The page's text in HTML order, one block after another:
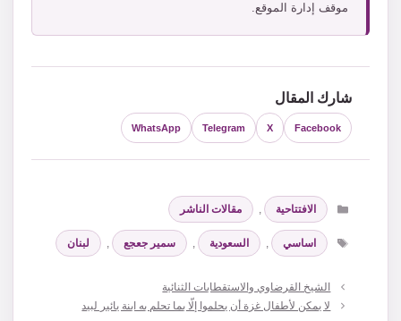
موقف إدارة الموقع.
شارك المقال
Facebook
X
Telegram
WhatsApp
التصنيفات
الافتتاحية ,
مقالات الناشر
الوسوم
اساسي , السعودية , سمير جعجع , لبنان
الشيخ القرضاوي والاستقطابات الثنائية
لا يمكن لأطفال غزة أن يحلموا إلّا بما تحلم به ابنة يائير لبيد